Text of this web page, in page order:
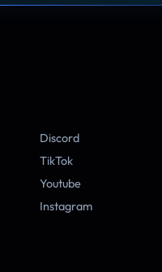
Discord
TikTok
Youtube
Instagram